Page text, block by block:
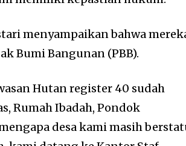
menyampaikan bahwa
Bumi Bangunan (PBB).
Hutan register 40 sudah
Rumah Ibadah, Pondok
desa kami masih